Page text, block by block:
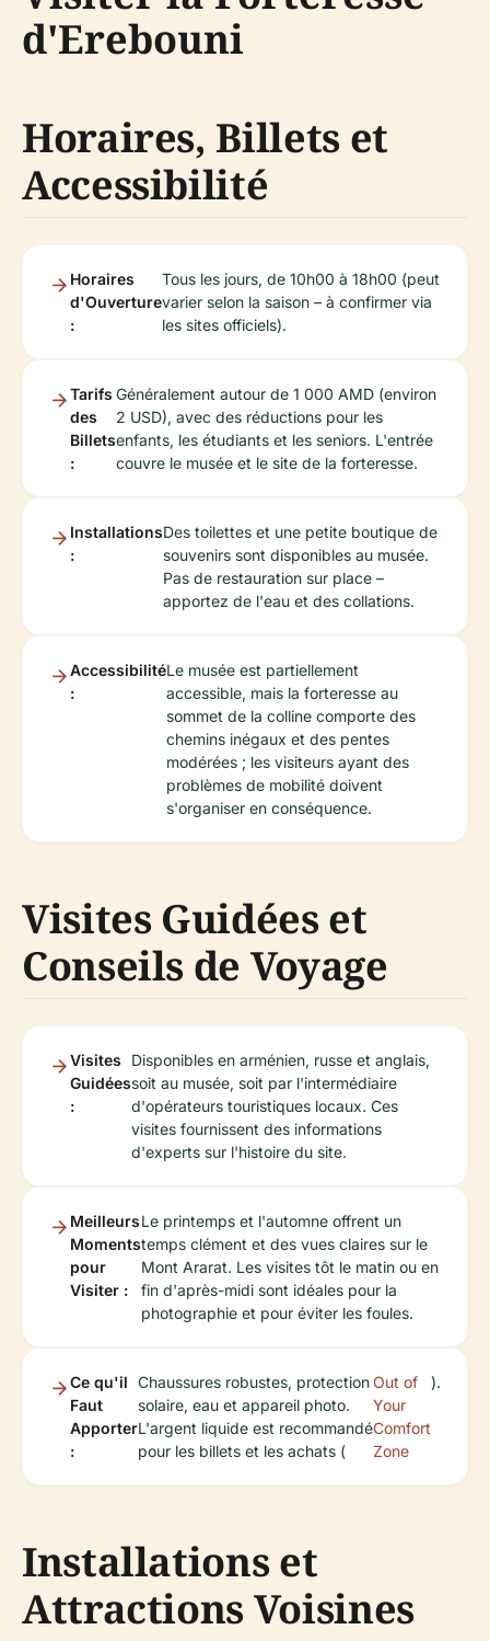
d'Erebouni
Horaires, Billets et
Accessibilité
Horaires
d'Ouverture
:
Tous les jours, de 10h00 à 18h00 (peut
varier selon la saison – à confirmer via
les sites officiels).
Tarifs
des
Billets
:
Généralement autour de 1 000 AMD (environ
2 USD), avec des réductions pour les
enfants, les étudiants et les seniors. L'entrée
couvre le musée et le site de la forteresse.
Installations
:
Des toilettes et une petite boutique de
souvenirs sont disponibles au musée.
Pas de restauration sur place –
apportez de l'eau et des collations.
Accessibilité
:
Le musée est partiellement
accessible, mais la forteresse au
sommet de la colline comporte des
chemins inégaux et des pentes
modérées ; les visiteurs ayant des
problèmes de mobilité doivent
s'organiser en conséquence.
Visites Guidées et
Conseils de Voyage
Visites
Guidées
:
Disponibles en arménien, russe et anglais,
soit au musée, soit par l'intermédiaire
d'opérateurs touristiques locaux. Ces
visites fournissent des informations
d'experts sur l'histoire du site.
Meilleurs
Moments
pour
Visiter :
Le printemps et l'automne offrent un
temps clément et des vues claires sur le
Mont Ararat. Les visites tôt le matin ou en
fin d'après-midi sont idéales pour la
photographie et pour éviter les foules.
Ce qu'il
Faut
Apporter
:
Chaussures robustes, protection
solaire, eau et appareil photo.
L'argent liquide est recommandé
pour les billets et les achats (
Out of
Your
Comfort
Zone
).
Installations et
Attractions Voisines